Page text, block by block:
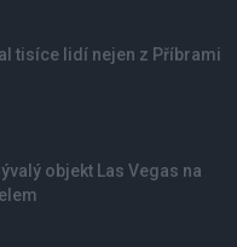
tisíce lidí nejen z Příbrami
objekt Las Vegas na